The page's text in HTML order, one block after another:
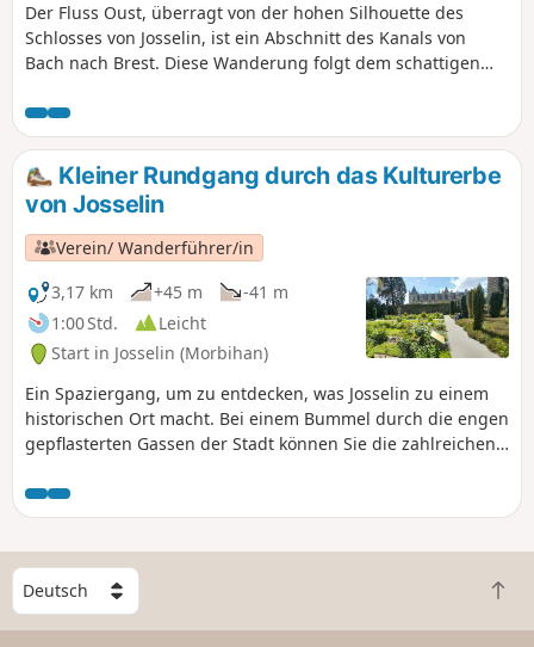
Der Fluss Oust, überragt von der hohen Silhouette des
Schlosses von Josselin, ist ein Abschnitt des Kanals von
Bach nach Brest. Diese Wanderung folgt dem schattigen
Kleiner Rundgang durch das Kulturerbe
von Josselin
Verein/ Wanderführer/in
3,17 km
+45 m
-41 m
1:00 Std.
Leicht
Start in Josselin (Morbihan)
Ein Spaziergang, um zu entdecken, was Josselin zu einem
historischen Ort macht. Bei einem Bummel durch die engen
gepflasterten Gassen der Stadt können Sie die zahlreichen
dem Jahr 1538 stammt, sowie die Kirchen und das Schloss
(kostenpflichtig). Eine sehr angenehme Wanderung.
W
ä
h
Z
u